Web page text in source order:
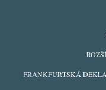
FRANKFURTSKÁ